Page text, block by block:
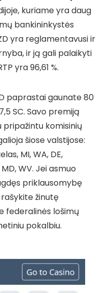
kuriame yra daug
bankininkystės
yra reglamentavusi ir
ir ją gali palaikyti
yra 96,61 %.
paprastai gaunate 80
SC. Savo premiją
komisinių
šiose valstijose:
MI, WA, DE,
WV. Jei asmuo
priklausomybę
žinutę
federalinės lošimų
pokalbiu.